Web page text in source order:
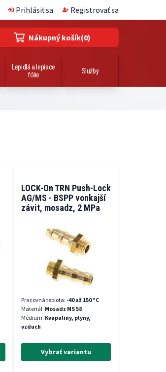
Prihlásiť sa Registrovať sa
Nákupný košík(0)
Lepidlá a lepiace
fólie
Služby
LOCK-On TRN Push-Lock
AG/MS - BSPP vonkajší
závit, mosadz, 2 MPa
Pracovná teplota: -40 až 150 °C
Materiál: Mosadz MS 58
Médium: Kvapaliny, plyny,
vzduch
Vybrať variantu